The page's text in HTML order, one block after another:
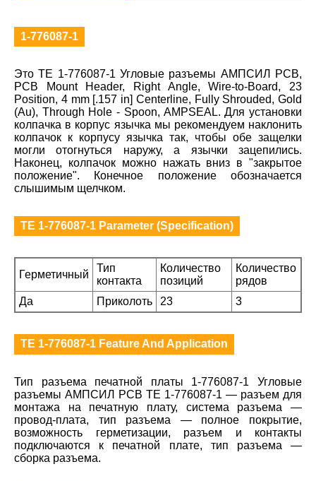
1-776087-1
Это TE 1-776087-1 Угловые разъемы АМПСИЛ PCB,
PCB Mount Header, Right Angle, Wire-to-Board, 23
Position, 4 mm [.157 in] Centerline, Fully Shrouded, Gold
(Au), Through Hole - Spoon, AMPSEAL. Для установки
колпачка в корпус язычка мы рекомендуем наклонить
колпачок к корпусу язычка так, чтобы обе защелки
могли отогнуться наружу, а язычки зацепились.
Наконец, колпачок можно нажать вниз в "закрытое
положение". Конечное положение обозначается
слышимым щелчком.
TE 1-776087-1 Parameter (Specification)
Герметичный
Тип
контакта
Количество
позиций
Количество
рядов
Да
Приколоть 23 3
TE 1-776087-1 Feature And Application
Тип разъема печатной платы 1-776087-1 Угловые
разъемы АМПСИЛ PCB TE 1-776087-1 — разъем для
монтажа на печатную плату, система разъема —
провод-плата, тип разъема — полное покрытие,
возможность герметизации, разъем и контакты
подключаются к печатной плате, тип разъема —
сборка разъема.